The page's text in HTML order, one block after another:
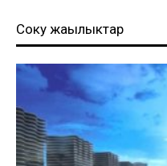
Соңку жаңылыктар